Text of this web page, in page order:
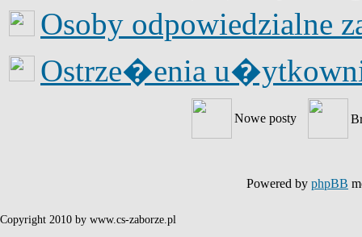
Osoby odpowiedzialne
Ostrze�enia
Nowe posty
Powered by phpBB
Copyright 2010 by www.cs-zaborze.pl